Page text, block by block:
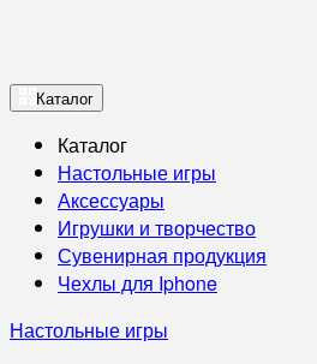
Каталог
Каталог
Настольные игры
Аксессуары
Игрушки и творчество
Сувенирная продукция
Чехлы для Iphone
Настольные игры